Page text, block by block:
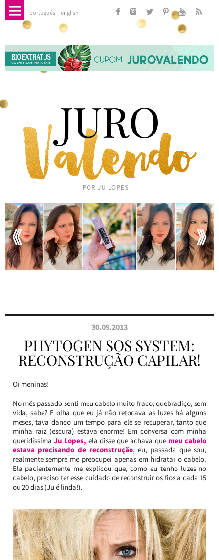
português english
30.09.2013
PHYTOGEN SOS SYSTEM:
RECONSTRUÇÃO CAPILAR!
Oi meninas!
No mês passado senti meu cabelo muito fraco, quebradiço, sem
vida, sabe? E olha que eu já não retocava as luzes há alguns
meses, tava dando um tempo para ele se recuperar, tanto que
minha raiz (escura) estava enorme! Em conversa com minha
queridíssima Ju Lopes, ela disse que achava quemeu cabelo
estava precisando de reconstrução, eu, passada que sou,
realmente sempre me preocupei apenas em hidratar o cabelo.
Ela pacientemente me explicou que, como eu tenho luzes no
cabelo, preciso ter esse cuidado de reconstruir os fios a cada 15
ou 20 dias (Ju é linda!).